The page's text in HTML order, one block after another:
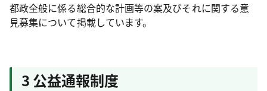
都政全般に係る総合的な計画等の案及びそれに関する意
見募集について掲載しています。
3 公益通報制度